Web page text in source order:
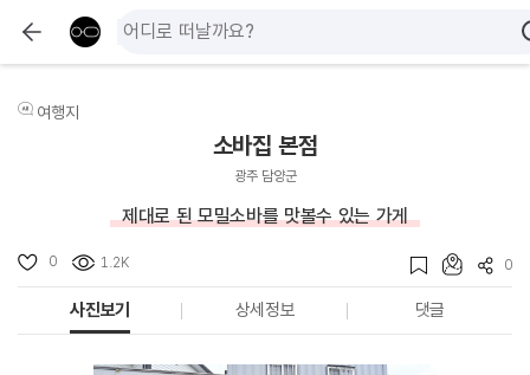
여행지
소바집 본점
광주 담양군
제대로 된 모밀소바를 맛볼수 있는 가게
0 1.2K 0
사진보기 상세정보 댓글